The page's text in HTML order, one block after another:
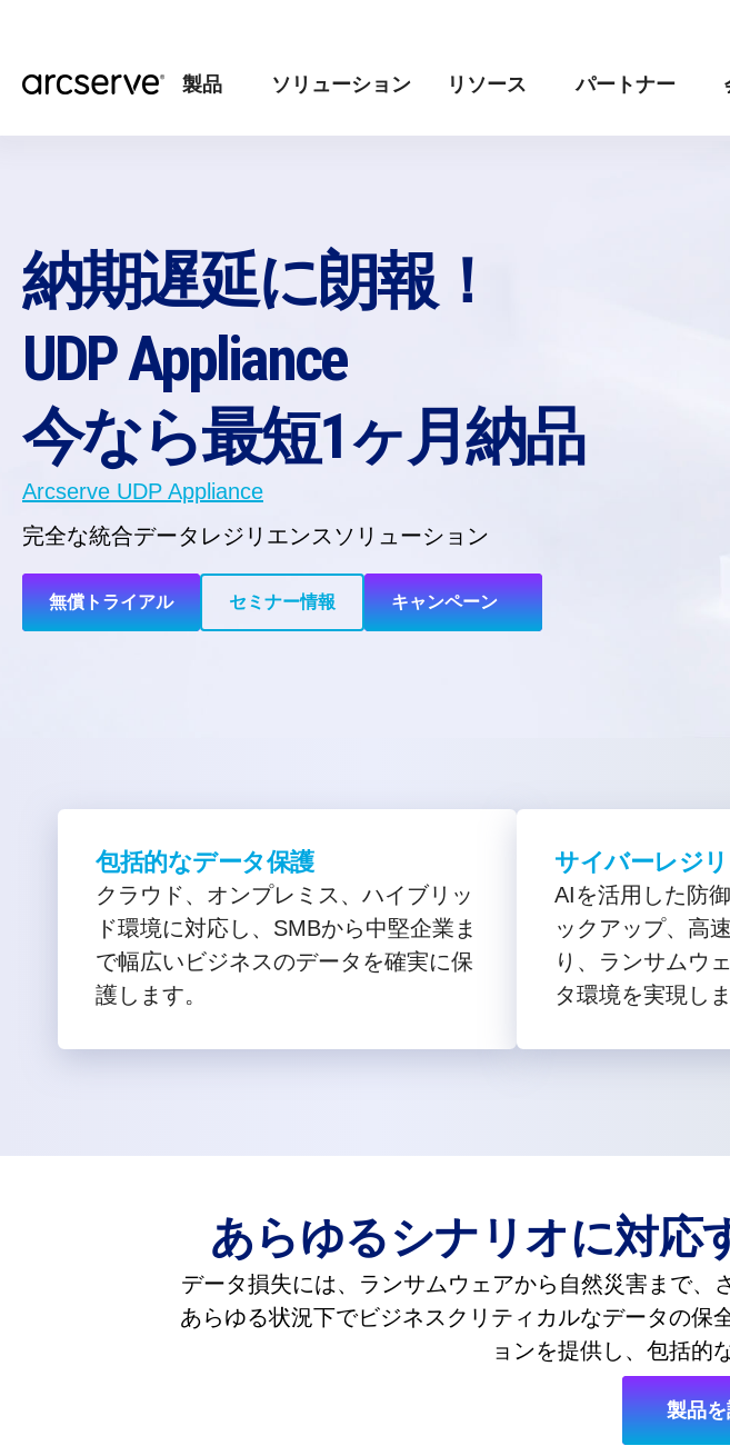
製品 ソリューション リソース パートナー
納期遅延に朗報！
UDP Appliance
今なら最短1ヶ月納品
Arcserve UDP Appliance
完全な統合データレジリエンスソリューション
無償トライアル セミナー情報 キャンペーン
包括的なデータ保護
クラウド、オンプレミス、ハイブリッ
ド環境に対応し、SMBから中堅企業ま
で幅広いビジネスのデータを確実に保
護します。
サイバーレジ
AIを活用した防
ックアップ、高
り、ランサムウ
タ環境を実現しま
あらゆるシナリオに対応
データ損失には、ランサムウェアから自然災害まで、
あらゆる状況下でビジネスクリティカルなデータの
ョンを提供し、包括的
製品